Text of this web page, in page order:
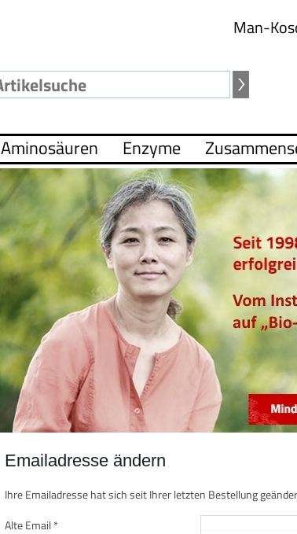
Man-
Aminosäuren Enzyme
Emailadresse ändern
Ihre Emailadresse hat sich seit Ihrer letzten Bestellung
Alte Email*